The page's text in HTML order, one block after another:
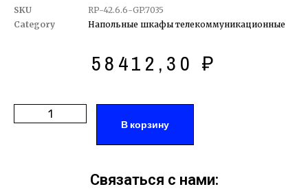
SKU
RP-42.6.6-GP.7035
Category
Напольные шкафы телекоммуникационные
58412,30 ₽
В корзину
Связаться с нами: